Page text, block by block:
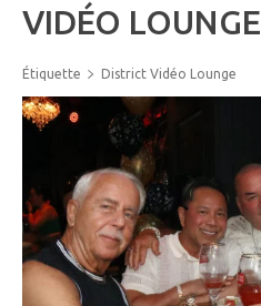
VIDÉO LOUNGE
Étiquette District Vidéo Lounge